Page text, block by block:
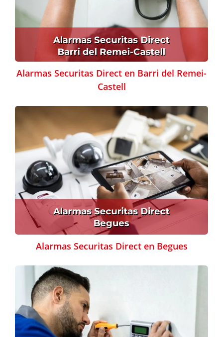
Alarmas Securitas Direct en Barri del Remei-
Castell
Alarmas Securitas Direct en Begues